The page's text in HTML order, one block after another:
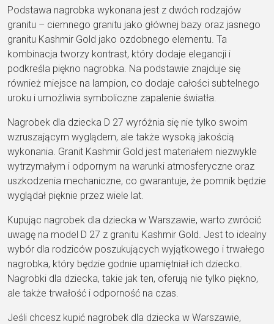
Podstawa nagrobka wykonana jest z dwóch rodzajów
granitu – ciemnego granitu jako głównej bazy oraz jasnego
granitu Kashmir Gold jako ozdobnego elementu. Ta
kombinacja tworzy kontrast, który dodaje elegancji i
podkreśla piękno nagrobka. Na podstawie znajduje się
również miejsce na lampion, co dodaje całości subtelnego
uroku i umożliwia symboliczne zapalenie światła.
Nagrobek dla dziecka D 27 wyróżnia się nie tylko swoim
wzruszającym wyglądem, ale także wysoką jakością
wykonania. Granit Kashmir Gold jest materiałem niezwykle
wytrzymałym i odpornym na warunki atmosferyczne oraz
uszkodzenia mechaniczne, co gwarantuje, że pomnik będzie
wyglądał pięknie przez wiele lat.
Kupując nagrobek dla dziecka w Warszawie, warto zwrócić
uwagę na model D 27 z granitu Kashmir Gold. Jest to idealny
wybór dla rodziców poszukujących wyjątkowego i trwałego
nagrobka, który będzie godnie upamiętniał ich dziecko.
Nagrobki dla dziecka, takie jak ten, oferują nie tylko piękno,
ale także trwałość i odporność na czas.
Jeśli chcesz kupić nagrobek dla dziecka w Warszawie,